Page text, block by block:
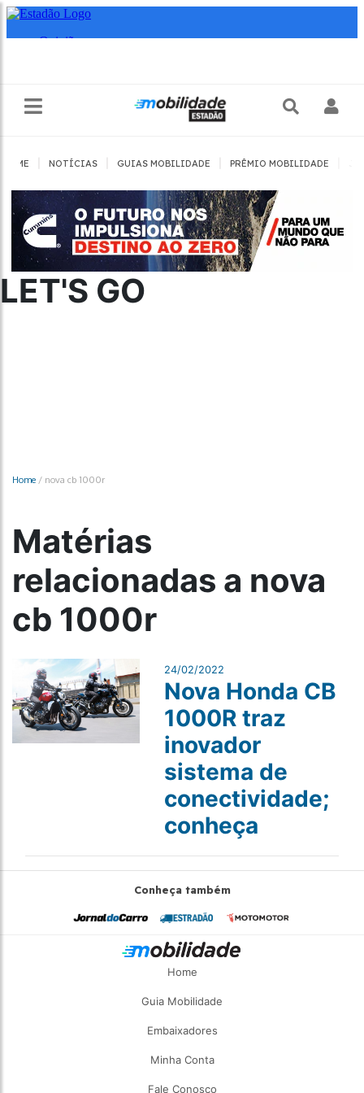
HOME NOTÍCIAS GUIAS MOBILIDADE PRÊMIO MOBILIDADE
LET'S GO
Home / nova cb 1000r
Matérias
relacionadas a nova
cb 1000r
24/02/2022
Nova Honda CB
1000R traz
inovador
sistema de
conectividade;
conheça
Conheça também
Home
Guia Mobilidade
Embaixadores
Minha Conta
Fale Conosco